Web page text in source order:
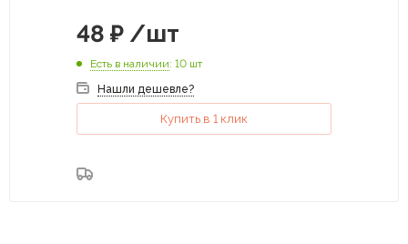
48 ₽ /шт
Есть в наличии: 10 шт
Нашли дешевле?
Купить в 1 клик